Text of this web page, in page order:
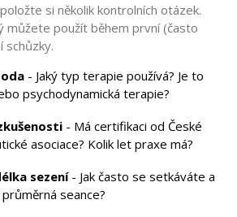
si několik kontrolních otázek.
můžete použít během první (často
schůzky.
- Jaký typ terapie používá? Je to
psychodynamická terapie?
- Má certifikaci od České
asociace? Kolik let praxe má?
sezení- Jak často se setkáváte a
seance?